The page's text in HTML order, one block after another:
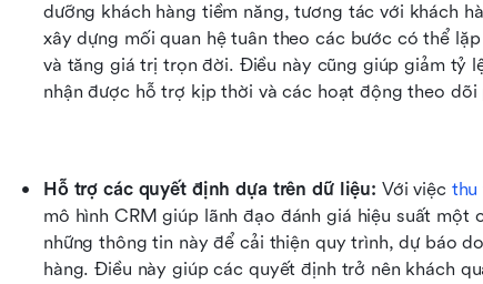
dưỡng khách hàng tiềm năng, tương tác với khách
xây dựng mối quan hệ tuân theo các bước có thể
và tăng giá trị trọn đời. Điều này cũng giúp giảm tỷ
nhận được hỗ trợ kịp thời và các hoạt động theo dõi
Hỗ trợ các quyết định dựa trên dữ liệu: Với việc thu
mô hình CRM giúp lãnh đạo đánh giá hiệu suất một
những thông tin này để cải thiện quy trình, dự báo
hàng. Điều này giúp các quyết định trở nên khách